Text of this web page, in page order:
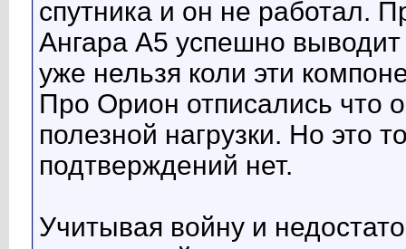
спутника и он не работал.
Ангара А5 успешно
уже нельзя коли эти
Про Орион отписались что
полезной нагрузки. Но это
подтверждений нет.
Учитывая войну и